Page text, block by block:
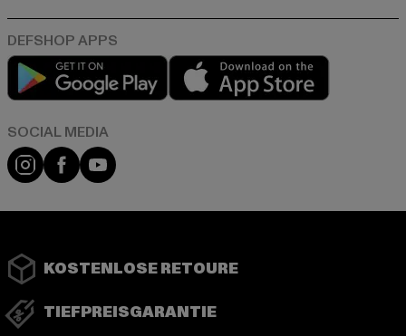
Play market
Instagram
FacebookYouTube
KOSTENLOSE RETOURE
TIEFPREISGARANTIE